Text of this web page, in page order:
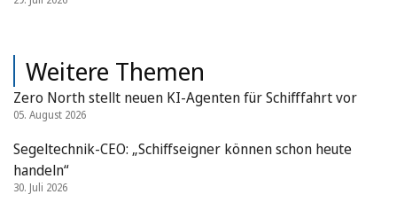
Weitere Themen
Zero North stellt neuen KI-Agenten für Schifffahrt vor
05. August 2026
Segeltechnik-CEO: „Schiffseigner können schon heute
handeln“
30. Juli 2026